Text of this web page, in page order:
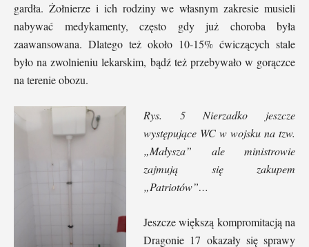
gardła. Żołnierze i ich rodziny we własnym zakresie musieli
nabywać medykamenty, często gdy już choroba była
zaawansowana. Dlatego też około 10-15% ćwiczących stale
było na zwolnieniu lekarskim, bądź też przebywało w gorączce
na terenie obozu.
Rys. 5 Nierzadko jeszcze
występujące WC w wojsku na tzw.
„Małysza” ale ministrowie
zajmują się zakupem
„Patriotów”…
Jeszcze większą kompromitacją na
Dragonie 17 okazały się sprawy